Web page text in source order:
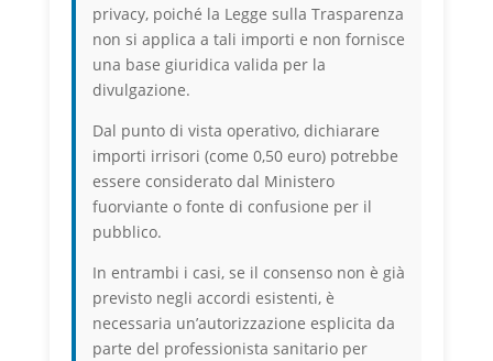
privacy, poiché la Legge sulla Trasparenza
non si applica a tali importi e non fornisce
una base giuridica valida per la
divulgazione.
Dal punto di vista operativo, dichiarare
importi irrisori (come 0,50 euro) potrebbe
essere considerato dal Ministero
fuorviante o fonte di confusione per il
pubblico.
In entrambi i casi, se il consenso non è già
previsto negli accordi esistenti, è
necessaria un’autorizzazione esplicita da
parte del professionista sanitario per